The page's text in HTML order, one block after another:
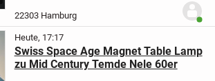
markanten Bügel der Gradi Serie. Der...
22303 Hamburg
Heute, 17:17
Swiss Space Age Magnet Table Lamp
zu Mid Century Temde Nele 60er